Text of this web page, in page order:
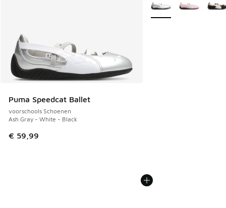
Puma Speedcat Ballet
voorschools Schoenen
Ash Gray - White - Black
€ 59,99